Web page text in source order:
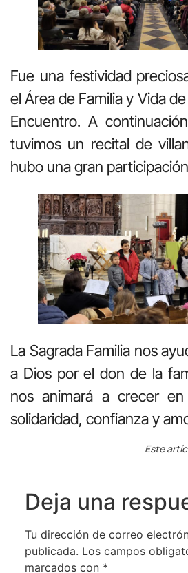
Fue una festividad
el Área de Familia y Vida
Encuentro. A
tuvimos un recital de
hubo una gran
La Sagrada Familia nos
a Dios por el don de la
nos animará a crecer
solidaridad, confianza y
Este
Deja una
Tu dirección de correo
publicada. Los campos
marcados con *